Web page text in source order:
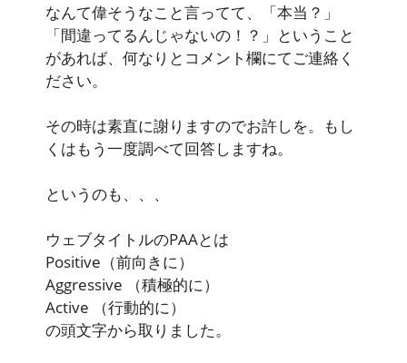
なんて偉そうなこと言ってて、「本当？」
「間違ってるんじゃないの！？」ということ
があれば、何なりとコメント欄にてご連絡く
ださい。
その時は素直に謝りますのでお許しを。もし
くはもう一度調べて回答しますね。
というのも、、、
ウェブタイトルのPAAとは
Positive （前向きに）
Aggressive
（積極的に）
Active
（行動的に）
の頭文字から取りました。